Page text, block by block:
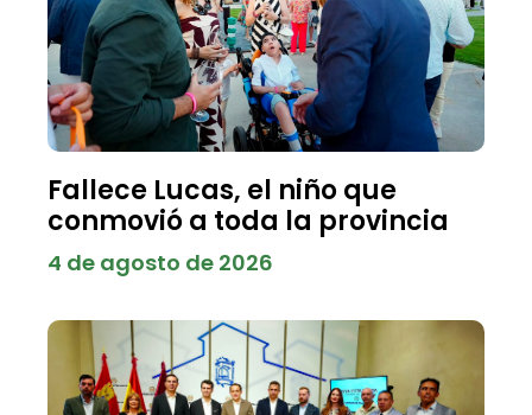
Fallece Lucas, el niño que
conmovió a toda la provincia
4 de agosto de 2026